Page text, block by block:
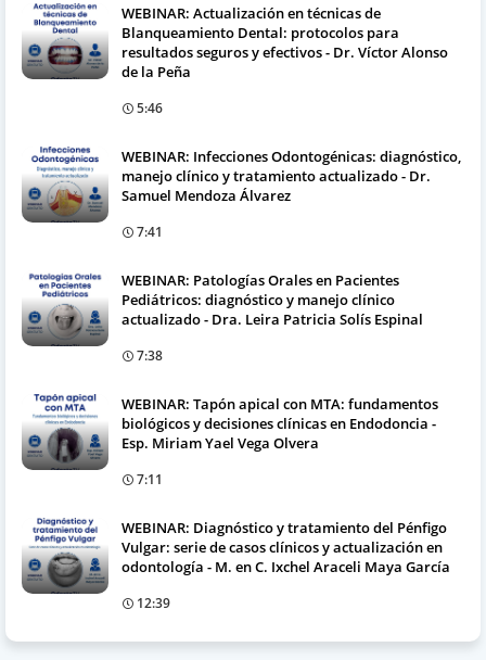
WEBINAR: Actualización en técnicas de
Blanqueamiento Dental: protocolos para
resultados seguros y efectivos - Dr. Víctor Alonso
de la Peña
5:46
WEBINAR: Infecciones Odontogénicas: diagnóstico,
manejo clínico y tratamiento actualizado - Dr.
Samuel Mendoza Álvarez
7:41
WEBINAR: Patologías Orales en Pacientes
Pediátricos: diagnóstico y manejo clínico
actualizado - Dra. Leira Patricia Solís Espinal
7:38
WEBINAR: Tapón apical con MTA: fundamentos
biológicos y decisiones clínicas en Endodoncia -
Esp. Miriam Yael Vega Olvera
7:11
WEBINAR: Diagnóstico y tratamiento del Pénfigo
Vulgar: serie de casos clínicos y actualización en
odontología - M. en C. Ixchel Araceli Maya García
12:39